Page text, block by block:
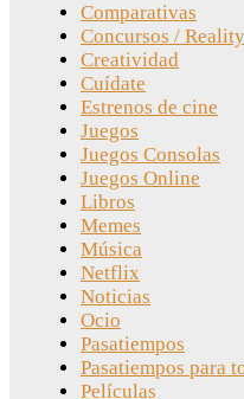
Comparativas
Concursos /
Creatividad
Cuídate
Estrenos de cine
Juegos
Juegos Consolas
Juegos Online
Libros
Memes
Música
Netflix
Noticias
Ocio
Pasatiempos
Pasatiempos para
Películas